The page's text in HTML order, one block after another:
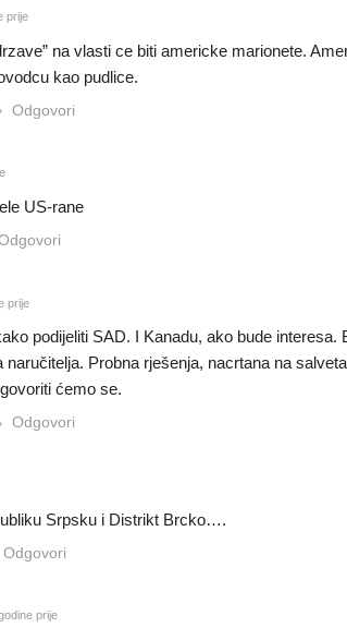
prije
na vlasti ce biti americke marionete.
kao pudlice.
Odgovori
US-rane
prije
podijeliti SAD. I Kanadu, ako bude
naručitelja. Probna rješenja, nacrtana na
ćemo se.
Odgovori
Srpsku i Distrikt Brcko….
Odgovori
prije